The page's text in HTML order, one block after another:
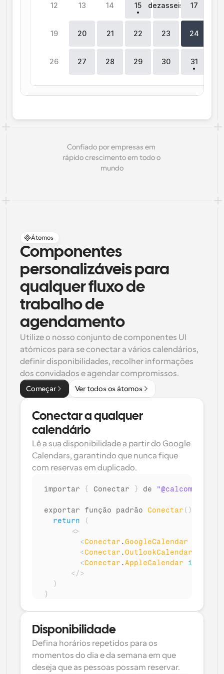
12 13 14 15 dezasseis 17
19 20 21 22 23 24
26 27 28 29 30 31
Confiado por empresas em
rápido crescimento em todo o
mundo
Átomos
Componentes
personalizáveis para
qualquer fluxo de
trabalho de
agendamento
Utilize o nosso conjunto de componentes UI
atómicos para se conectar a vários calendários,
definir disponibilidades, recolher informações
dos convidados e agendar compromissos.
Começar Ver todos os átomos
Conectar a qualquer
calendário
Lê a sua disponibilidade a partir do Google
Calendars, garantindo que nunca fique
com reservas em duplicado.
importar { Conectar } de "@calcom/atoms"
exportar função padrão Conectar ( )
return
(
<>
<Conectar .GoogleCalendar
<Conectar .OutlookCalendar
<Conectar .AppleCalendar
</>
)
}
Disponibilidade
Defina horários repetidos para os
momentos do dia e da semana em que
deseja que as pessoas possam reservar.